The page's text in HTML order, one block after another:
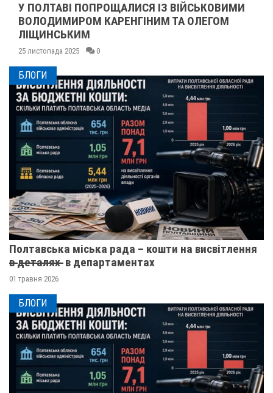
У ПОЛТАВІ ПОПРОЩАЛИСЯ ІЗ ВІЙСЬКОВИМИ
ВОЛОДИМИРОМ КАРЕНГІНИМ ТА ОЛЕГОМ
ЛІЩИНСЬКИМ
25 листопада 2025 0
БЛОГИ
Полтавська міська рада – кошти на висвітлення
в̶ ̶д̶е̶т̶а̶л̶я̶х̶ ̶ в департаментах
01 травня 2026
БЛОГИ